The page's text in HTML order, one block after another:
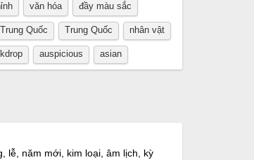
văn hóa đầy màu sắc
Quốc Trung Quốc nhân vật
auspicious asian
lễ, năm mới, kim loại, âm lịch, kỳ